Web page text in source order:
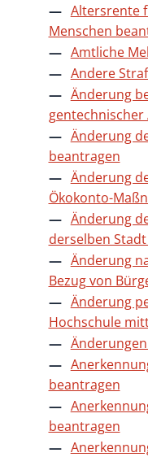
Altersrente
Menschen
Amtliche
Andere
Änderung
Änderung
beantragen
Änderung
Ökokonto-
Änderung
derselben
Änderung
Bezug von
Änderung
Hochschule
beantragen
beantragen